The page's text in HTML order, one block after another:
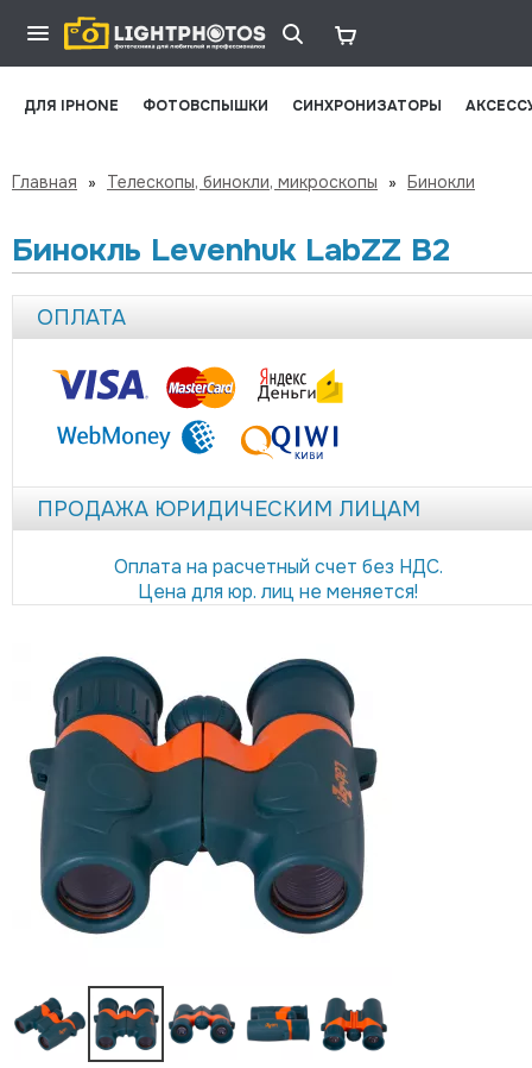
ДЛЯ IPHONE ФОТОВСПЫШКИ СИНХРОНИЗАТОРЫ
Главная » Телескопы, бинокли, микроскопы » Бинокли
Бинокль Levenhuk LabZZ B2
ОПЛАТА
ПРОДАЖА ЮРИДИЧЕСКИМ ЛИЦАМ
Оплата на расчетный счет без НДС.
Цена для юр. лиц не меняется!